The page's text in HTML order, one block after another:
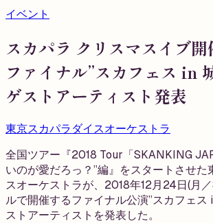
イベント
スカパラ クリスマスイブ
ファイナル”スカフェス in
ゲストアーティスト発表
東京スカパラダイスオーケストラ
全国ツアー『2018 Tour「SKANKING
いのが愛だろっ？”編』をスタートさせた
スオーケストラが、2018年12月24日(月
ルで開催するファイナル公演”スカフェス
ストアーティストを発表した。